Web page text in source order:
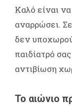
Καλό είναι
αναρρώσει.
δεν
παιδίατρό
αντιβίωση
Το αιώνιο